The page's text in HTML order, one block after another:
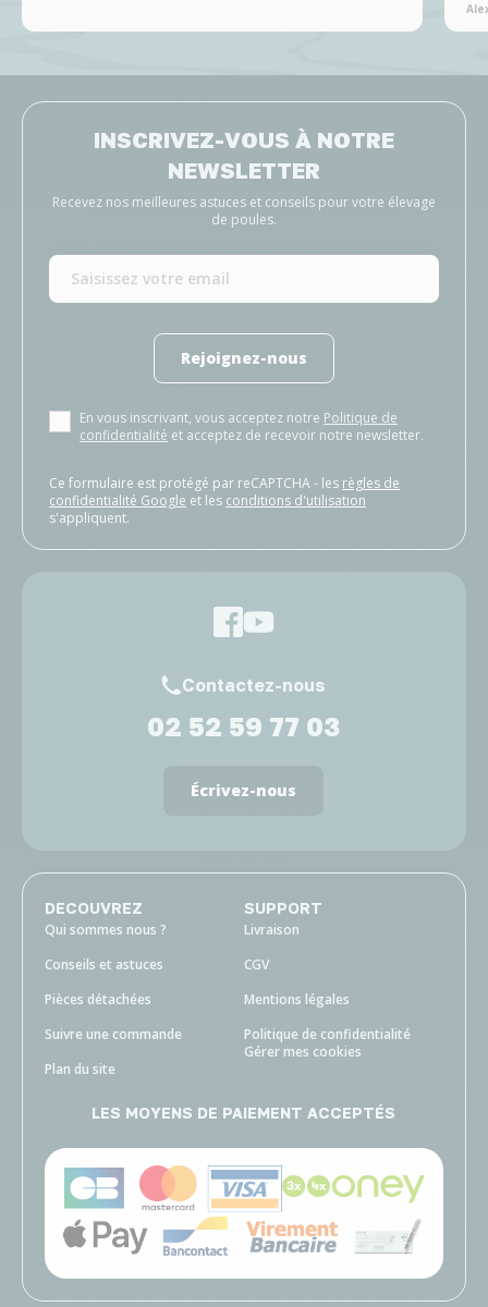
INSCRIVEZ-VOUS À NOTRE
NEWSLETTER
Recevez nos meilleures astuces et conseils pour votre élevage
de poules.
Rejoignez-nous
En vous inscrivant, vous acceptez notre Politique de
confidentialité et acceptez de recevoir notre newsletter.
Ce formulaire est protégé par reCAPTCHA - les règles de
confidentialité Google et les conditions d'utilisation
s'appliquent.
Contactez-nous
02 52 59 77 03
Écrivez-nous
DECOUVREZ
Qui sommes nous ?
Conseils et astuces
Pièces détachées
Suivre une commande
Plan du site
SUPPORT
Livraison
CGV
Mentions légales
Politique de confidentialité
Gérer mes cookies
LES MOYENS DE PAIEMENT ACCEPTÉS